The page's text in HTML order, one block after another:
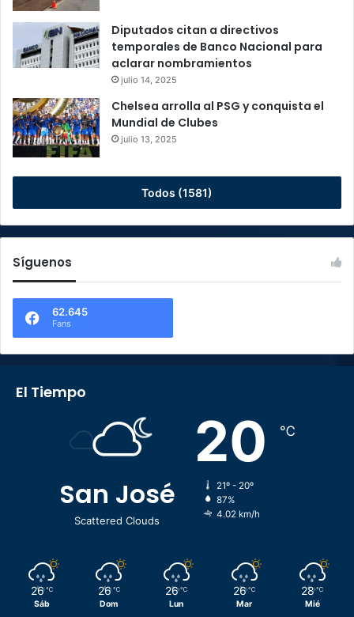
Diputados citan a directivos
temporales de Banco Nacional para
aclarar nombramientos
julio 14, 2025
Chelsea arrolla al PSG y conquista el
Mundial de Clubes
julio 13, 2025
Todos (1581)
Síguenos
62.645
Fans
El Tiempo
San José
Scattered Clouds
20 ℃
21º - 20º
87%
4.02 km/h
26 ℃
Sáb
26 ℃
Dom
26 ℃
Lun
26 ℃
Mar
28 ℃
Mié